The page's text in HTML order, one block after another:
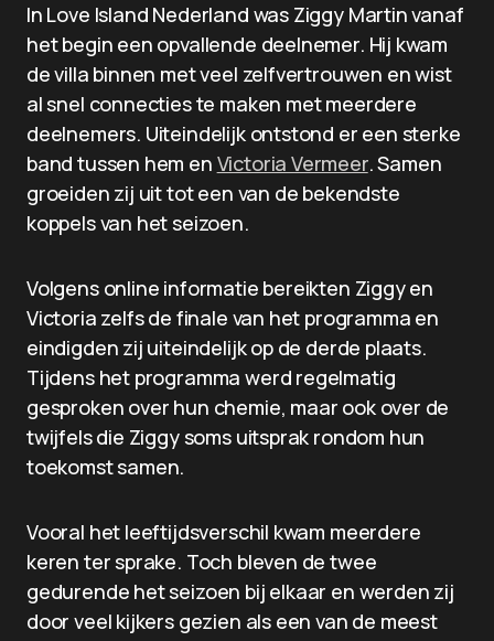
In Love Island Nederland was Ziggy Martin vanaf
het begin een opvallende deelnemer. Hij kwam
de villa binnen met veel zelfvertrouwen en wist
al snel connecties te maken met meerdere
deelnemers. Uiteindelijk ontstond er een sterke
band tussen hem en Victoria Vermeer. Samen
groeiden zij uit tot een van de bekendste
koppels van het seizoen.
Volgens online informatie bereikten Ziggy en
Victoria zelfs de finale van het programma en
eindigden zij uiteindelijk op de derde plaats.
Tijdens het programma werd regelmatig
gesproken over hun chemie, maar ook over de
twijfels die Ziggy soms uitsprak rondom hun
toekomst samen.
Vooral het leeftijdsverschil kwam meerdere
keren ter sprake. Toch bleven de twee
gedurende het seizoen bij elkaar en werden zij
door veel kijkers gezien als een van de meest